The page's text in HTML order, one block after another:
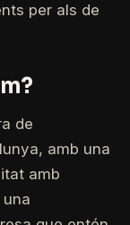
per als de
de
amb una
amb